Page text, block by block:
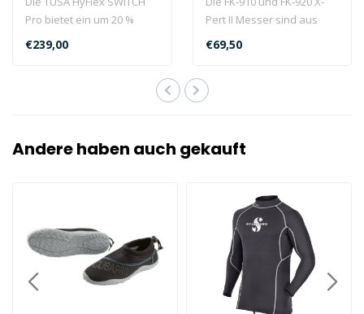
Pro bietet ein um 20 %
steiferes
Flossenblattmaterial fü..
€239,00
Pert II Messer sind aus
hochwertigem,
korrosionsbeständ..
€69,50
Andere haben auch gekauft